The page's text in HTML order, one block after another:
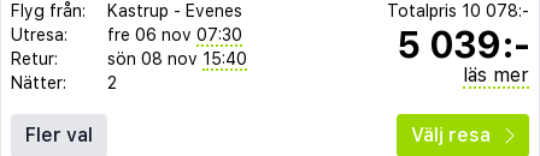
Flyg från: Kastrup - Evenes
Utresa:
fre 06 nov 07:30
Retur:
sön 08 nov 15:40
Nätter:
2
Totalpris 10 078:-
5 039:-
läs mer
Fler val Välj resa